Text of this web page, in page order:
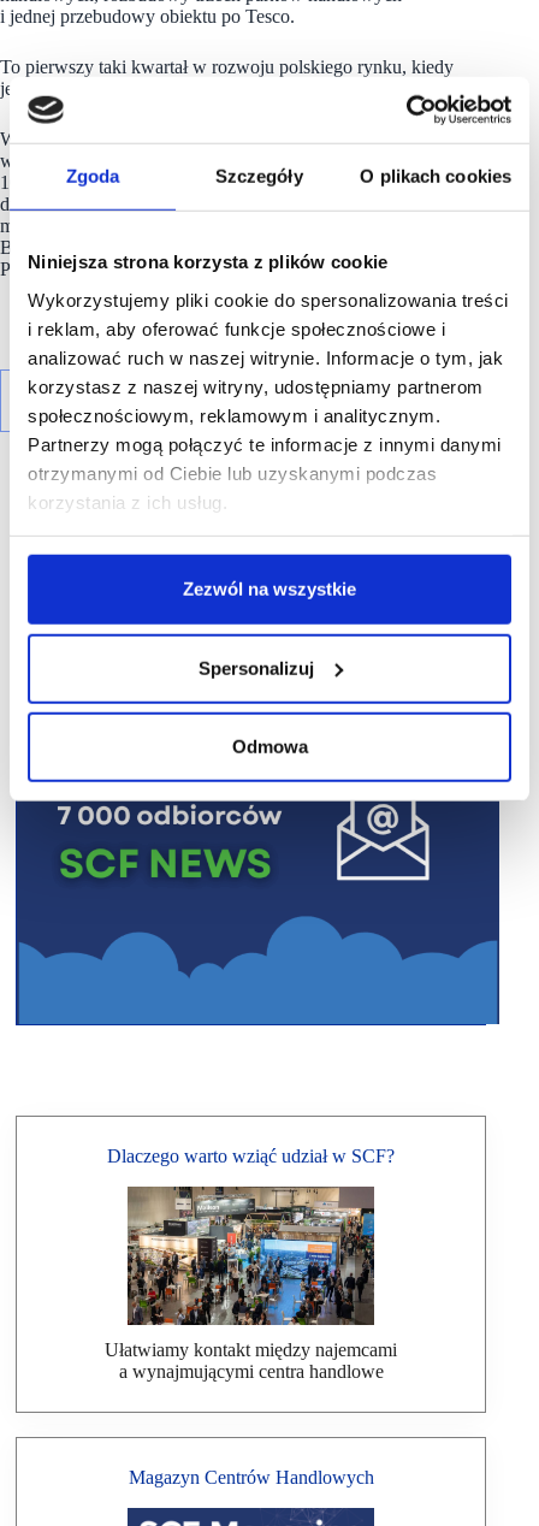
Zgoda Szczegóły O plikach cookies
Niniejsza strona korzysta z plików cookie
Wykorzystujemy pliki cookie do spersonalizowania treści
i reklam, aby oferować funkcje społecznościowe i
analizować ruch w naszej witrynie. Informacje o tym, jak
korzystasz z naszej witryny, udostępniamy partnerom
społecznościowym, reklamowym i analitycznym.
Partnerzy mogą połączyć te informacje z innymi danymi
otrzymanymi od Ciebie lub uzyskanymi podczas
korzystania z ich usług.
Zezwól na wszystkie
Spersonalizuj
Odmowa
i jednej przebudowy obiektu po Tesco.
To pierwszy taki kwartał w rozwoju polskiego rynku, kiedy
jeden format całkowicie zdominował nową podaż.
Warto zauważyć, że rynek do tej pory głównie rozwijał się
w oparciu o obiekty, których powierzchnia oscylowała wokół
10 tys. mkw., zaś w tym kwartale oddano do użytku aż trzy
dużeparki handlowe: BIG Gorzów Wielkopolski (25 tys.
mkw., BIG Shopping Centres), BIG Ostróda (24 tys. mkw.,
BIG Shopping Centers/Acteeum Group) oraz San Park
Piaseczno w Mysiadle (18 tys. mkw., ED SAN III Sancak).
R E K L A M A
Dlaczego warto wziąć udział w SCF?
Ułatwiamy kontakt między najemcami
a wynajmującymi centra handlowe
Magazyn Centrów Handlowych